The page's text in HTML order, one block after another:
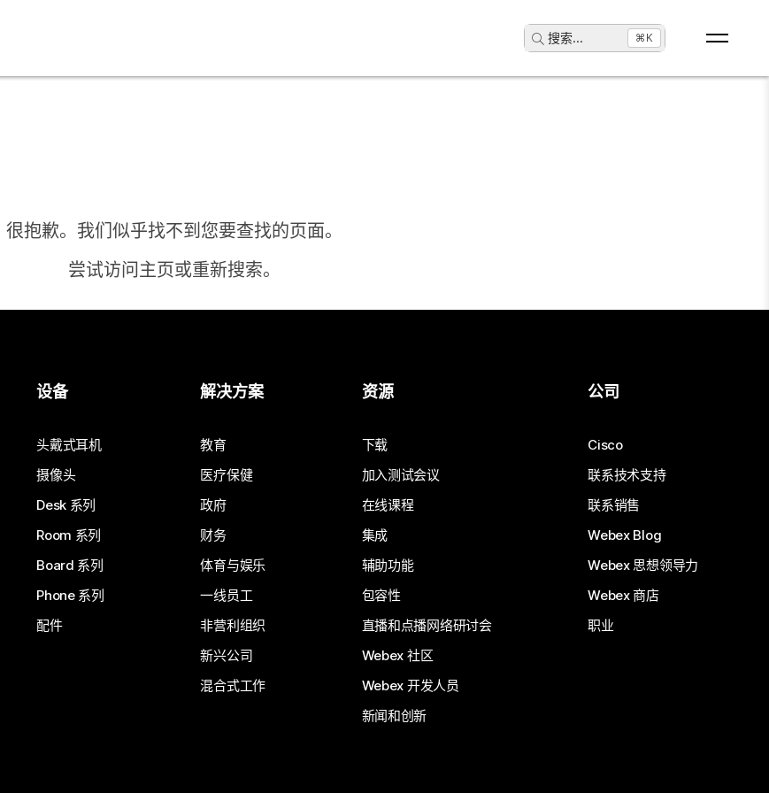
搜索... ⌘K
很抱歉。我们似乎找不到您要查找的页面。
尝试访问主页或重新搜索。
需要答案？
提交问题
设备
头戴式耳机
摄像头
Desk 系列
Room 系列
Board 系列
Phone 系列
配件
解决方案
教育
医疗保健
政府
财务
体育与娱乐
一线员工
非营利组织
新兴公司
混合式工作
资源
下载
加入测试会议
在线课程
集成
辅助功能
包容性
直播和点播网络研讨会
Webex 社区
Webex 开发人员
新闻和创新
公司
Cisco
联系技术支持
联系销售
Webex Blog
Webex 思想领导力
Webex 商店
职业